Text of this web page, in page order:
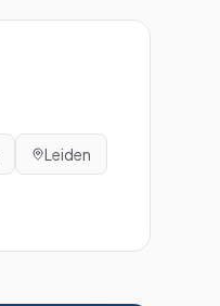
Leiden